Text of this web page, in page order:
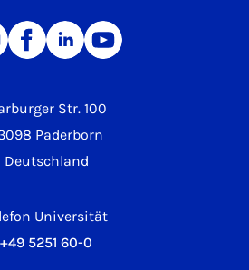
Str. 100
Paderborn
Deutschland
Universität
+49 5251 60-0